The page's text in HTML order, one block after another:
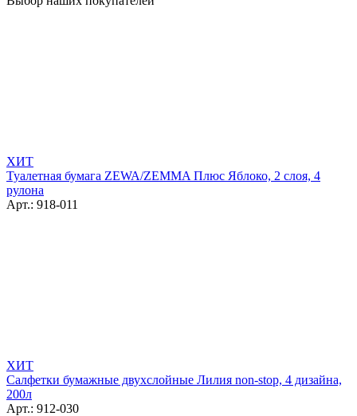
ХИТ
Туалетная бумага ZEWA/ZEMMA Плюс Яблоко, 2 слоя, 4
рулона
Арт.: 918-011
ХИТ
Салфетки бумажные двухслойные Лилия non-stop, 4 дизайна,
200л
Арт.: 912-030